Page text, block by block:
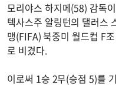
모리야스 하지메(58) 감독
텍사스주 알링턴의 댈러스
맹(FIFA) 북중미 월드컵 F
로 비겼다.
이로써 1승 2무(승점 5)를